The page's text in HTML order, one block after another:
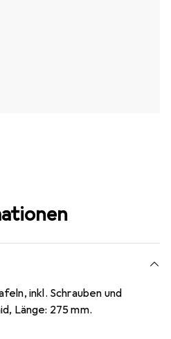
inkl. Schrauben und
Länge: 275 mm.